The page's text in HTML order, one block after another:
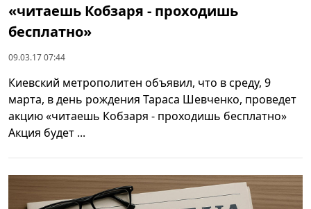
«читаешь Кобзаря - проходишь
бесплатно»
09.03.17 07:44
Киевский метрополитен объявил, что в среду, 9
марта, в день рождения Тараса Шевченко, проведет
акцию «читаешь Кобзаря - проходишь бесплатно»
Акция будет ...